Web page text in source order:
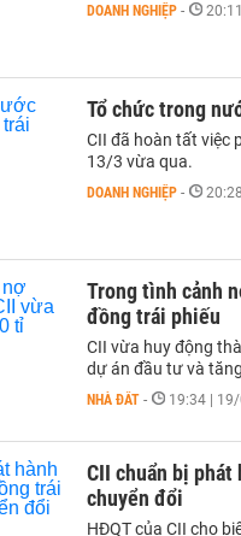
DOANH NGHIỆP -
Tổ chức trong
CII đã hoàn tất việc
13/3 vừa qua.
DOANH NGHIỆP -
Trong tình cảnh
đồng trái phiếu
CII vừa huy động
dự án đầu tư và
NHÀ ĐẤT - 19:34 |
CII chuẩn bị
chuyển đổi
HĐQT của CII cho